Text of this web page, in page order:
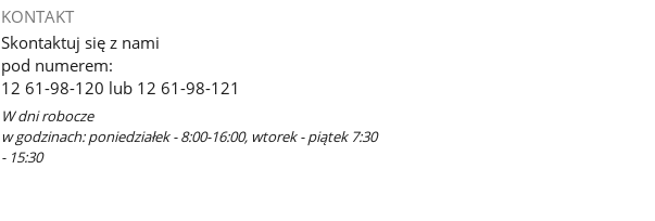
KONTAKT
Skontaktuj się z nami
pod numerem:
12 61-98-120 lub 12 61-98-121
W dni robocze
w godzinach: poniedziałek - 8:00-16:00, wtorek - piątek 7:30
- 15:30